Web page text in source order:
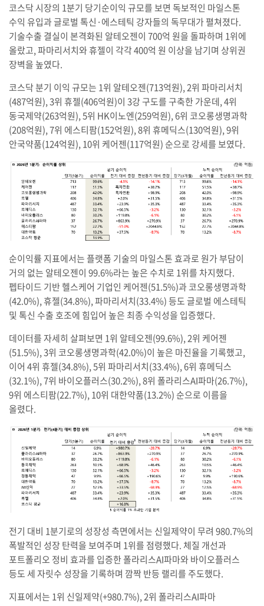
코스닥 시장의 1분기 당기순이익 규모를 보면 독보적인 마일스톤
수익 유입과 글로벌 톡신·에스테틱 강자들의 독무대가 펼쳐졌다.
기술수출 결실이 본격화된 알테오젠이 700억 원을 돌파하며 1위에
올랐고, 파마리서치와 휴젤이 각각 400억 원 이상을 남기며 상위권
장벽을 높였다.
코스닥 분기 이익 규모는 1위 알테오젠(713억원), 2위 파마리서치
(487억원), 3위 휴젤(406억원)이 3강 구도를 구축한 가운데, 4위
동국제약(263억원), 5위 HK이노엔(259억원), 6위 코오롱생명과학
(208억원), 7위 에스티팜(152억원), 8위 휴메딕스(130억원), 9위
안국약품(124억원), 10위 케어젠(117억원) 순으로 강세를 보였다.
순이익률 지표에서는 플랫폼 기술의 마일스톤 효과로 원가 부담이
거의 없는 알테오젠이 99.6%라는 높은 수치로 1위를 차지했다.
펩타이드 기반 헬스케어 기업인 케어젠(51.5%)과 코오롱생명과학
(42.0%), 휴젤(34.8%), 파마리서치(33.4%) 등도 글로벌 에스테틱
및 톡신 수출 호조에 힘입어 높은 최종 수익성을 입증했다.
데이터를 자세히 살펴보면 1위 알테오젠(99.6%), 2위 케어젠
(51.5%), 3위 코오롱생명과학(42.0%)이 높은 마진율을 기록했고,
이어 4위 휴젤(34.8%), 5위 파마리서치(33.4%), 6위 휴메딕스
(32.1%), 7위 바이오플러스(30.2%), 8위 폴라리스AI파마(26.7%),
9위 에스티팜(22.7%), 10위 대한약품(13.2%) 순으로 이름을
올렸다.
전기 대비 1분기로의 성장성 측면에서는 신일제약이 무려 980.7%의
폭발적인 성장 탄력을 보여주며 1위를 점령했다. 체질 개선과
포트폴리오 정비 효과를 입증한 폴라리스AI파마와 바이오플러스
등도 세 자릿수 성장을 기록하며 깜짝 반등 랠리를 주도했다.
지표에서는 1위 신일제약(+980.7%), 2위 폴라리스AI파마